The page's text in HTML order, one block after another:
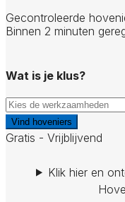
Gecontroleerde
Binnen 2 minuten
Wat is je klus?
Vind hoveniers
Gratis - Vrijblijvend
Klik hier en